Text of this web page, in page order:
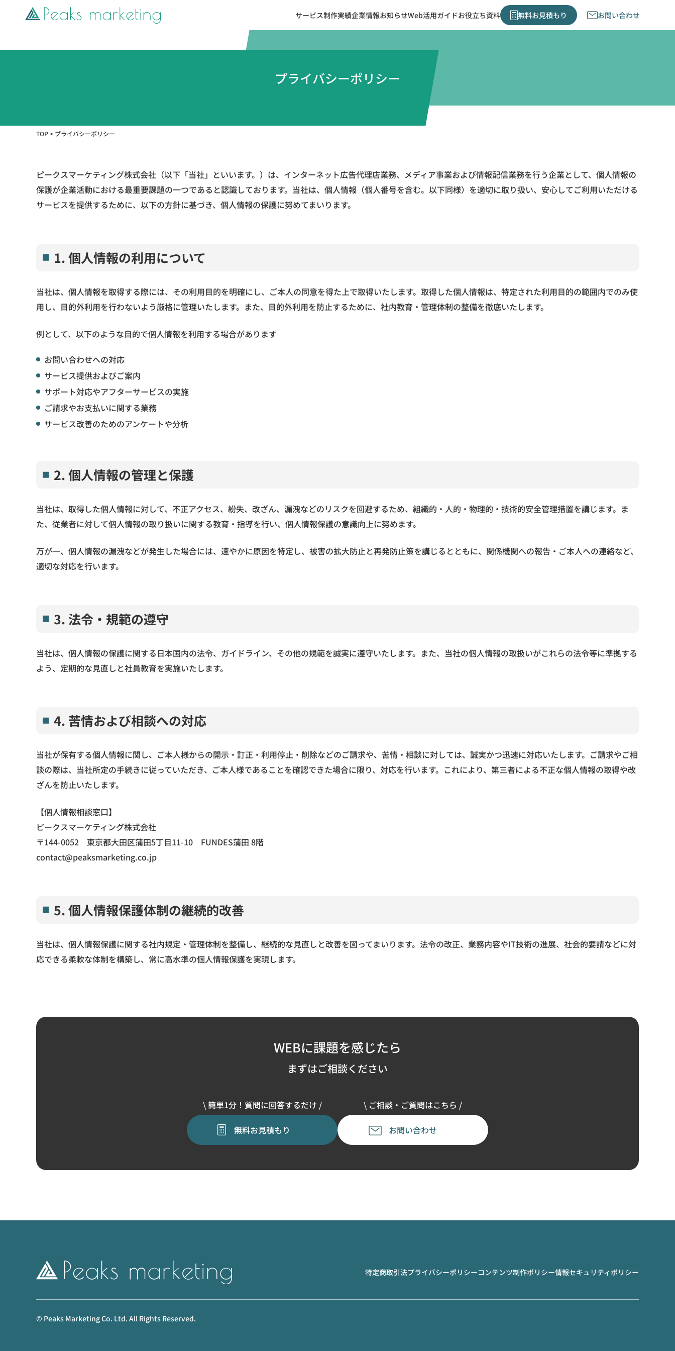
サービス制作実績企業情報お知らせWeb活用ガイドお役立ち資料 無料お見積もり お問い合わせ
プライバシーポリシー
TOP> プライバシーポリシー
ピークスマーケティング株式会社（以下「当社」といいます。）は、インターネット広告代理店業務、メディア事業および情報配信業務を行う企業として、個人情報の
保護が企業活動における最重要課題の一つであると認識しております。当社は、個人情報（個人番号を含む。以下同様）を適切に取り扱い、安心してご利用いただける
サービスを提供するために、以下の方針に基づき、個人情報の保護に努めてまいります。
1. 個人情報の利用について
当社は、個人情報を取得する際には、その利用目的を明確にし、ご本人の同意を得た上で取得いたします。取得した個人情報は、特定された利用目的の範囲内でのみ使
用し、目的外利用を行わないよう厳格に管理いたします。また、目的外利用を防止するために、社内教育・管理体制の整備を徹底いたします。
例として、以下のような目的で個人情報を利用する場合があります
お問い合わせへの対応
サービス提供およびご案内
サポート対応やアフターサービスの実施
ご請求やお支払いに関する業務
サービス改善のためのアンケートや分析
2. 個人情報の管理と保護
当社は、取得した個人情報に対して、不正アクセス、紛失、改ざん、漏洩などのリスクを回避するため、組織的・人的・物理的・技術的安全管理措置を講じます。ま
た、従業者に対して個人情報の取り扱いに関する教育・指導を行い、個人情報保護の意識向上に努めます。
万が一、個人情報の漏洩などが発生した場合には、速やかに原因を特定し、被害の拡大防止と再発防止策を講じるとともに、関係機関への報告・ご本人への連絡など、
適切な対応を行います。
3. 法令・規範の遵守
当社は、個人情報の保護に関する日本国内の法令、ガイドライン、その他の規範を誠実に遵守いたします。また、当社の個人情報の取扱いがこれらの法令等に準拠する
よう、定期的な見直しと社員教育を実施いたします。
4. 苦情および相談への対応
当社が保有する個人情報に関し、ご本人様からの開示・訂正・利用停止・削除などのご請求や、苦情・相談に対しては、誠実かつ迅速に対応いたします。ご請求やご相
談の際は、当社所定の手続きに従っていただき、ご本人様であることを確認できた場合に限り、対応を行います。これにより、第三者による不正な個人情報の取得や改
ざんを防止いたします。
【個人情報相談窓口】
ピークスマーケティング株式会社
〒144-0052 東京都大田区蒲田5丁目11-10 FUNDES蒲田 8階
contact@peaksmarketing.co.jp
5. 個人情報保護体制の継続的改善
当社は、個人情報保護に関する社内規定・管理体制を整備し、継続的な見直しと改善を図ってまいります。法令の改正、業務内容やIT技術の進展、社会的要請などに対
応できる柔軟な体制を構築し、常に高水準の個人情報保護を実現します。
WEBに課題を感じたら
まずはご相談ください
\ 簡単1分！質問に回答するだけ /
無料お見積もり
\ ご相談・ご質問はこちら /
お問い合わせ
特定商取引法プライバシーポリシーコンテンツ制作ポリシー情報セキュリティポリシー
© Peaks Marketing Co. Ltd. All Rights Reserved.